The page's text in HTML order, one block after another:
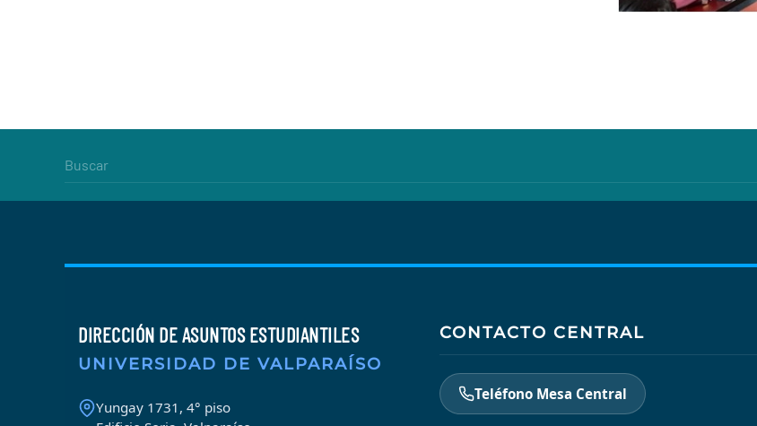
DIRECCIÓN DE ASUNTOS ESTUDIANTILES
UNIVERSIDAD DE VALPARAÍSO
Yungay 1731, 4° piso
CONTACTO CENTRAL
Teléfono Mesa Central